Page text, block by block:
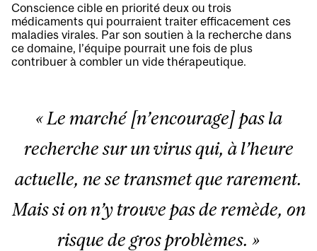
Conscience cible en priorité deux ou trois
médicaments qui pourraient traiter efficacement ces
maladies virales. Par son soutien à la recherche dans
ce domaine, l’équipe pourrait une fois de plus
contribuer à combler un vide thérapeutique.
« Le marché [n’encourage] pas la
recherche sur un virus qui, à l’heure
actuelle, ne se transmet que rarement.
Mais si on n’y trouve pas de remède, on
risque de gros problèmes. »